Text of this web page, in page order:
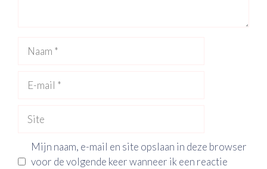
mail
Mijn naam, e-mail en site opslaan in deze browser
voor de volgende keer wanneer ik een reactie